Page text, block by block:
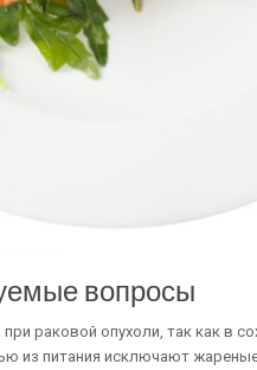
вопросы
раковой опухоли, так как в
из питания исключают